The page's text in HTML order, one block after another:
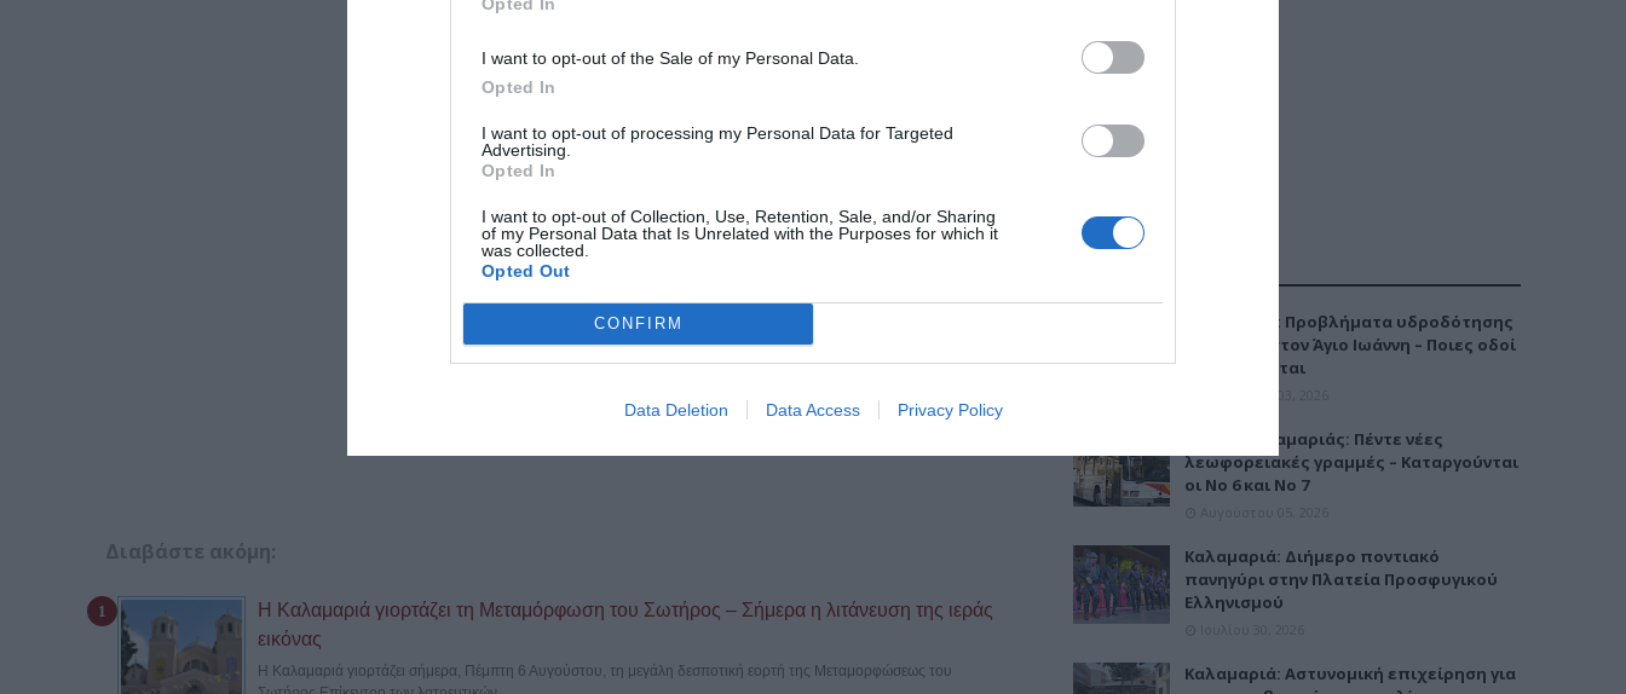
I want to opt-out of the Sale of my Personal Data.
Opted In
I want to opt-out of processing my Personal Data for Targeted
Advertising.
Opted In
I want to opt-out of Collection, Use, Retention, Sale, and/or Sharing
of my Personal Data that Is Unrelated with the Purposes for which it
was collected.
Opted Out
CONFIRM
Data Deletion Data Access Privacy Policy
Διαβάστε ακόμη:
Η Καλαμαριά γιορτάζει τη Μεταμόρφωση του Σωτήρος – Σήμερα η λιτάνευση της ιεράς
εικόνας
Η Καλαμαριά γιορτάζει σήμερα, Πέμπτη 6 Αυγούστου, τη μεγάλη δεσποτική εορτή της Μεταμορφώσεως του
Καλαμαριά: Προβλήματα υδροδότησης
την Τρίτη στον Άγιο Ιωάννη – Ποιες οδοί
επηρεάζονται
Μετρό Καλαμαριάς: Πέντε νέες
λεωφορειακές γραμμές – Καταργούνται
οι Νο 6 και Νο 7
Καλαμαριά: Διήμερο ποντιακό
πανηγύρι στην Πλατεία Προσφυγικού
Ελληνισμού
Καλαμαριά: Αστυνομική επιχείρηση για